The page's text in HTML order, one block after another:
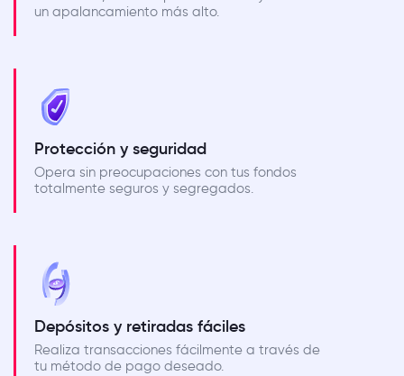
un apalancamiento más alto.
Protección y seguridad
Opera sin preocupaciones con tus fondos
totalmente seguros y segregados.
Depósitos y retiradas fáciles
Realiza transacciones fácilmente a través de
tu método de pago deseado.